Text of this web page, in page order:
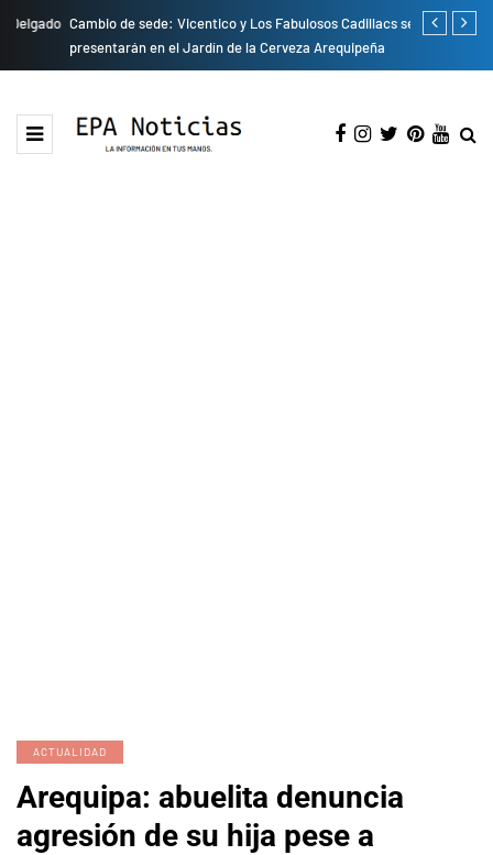
Cambio de sede: Vicentico y Los Fabulosos Cadillacs se
presentarán en el Jardín de la Cerveza Arequipeña
Empresas
ACTUALIDAD
Arequipa: abuelita denuncia
agresión de su hija pese a